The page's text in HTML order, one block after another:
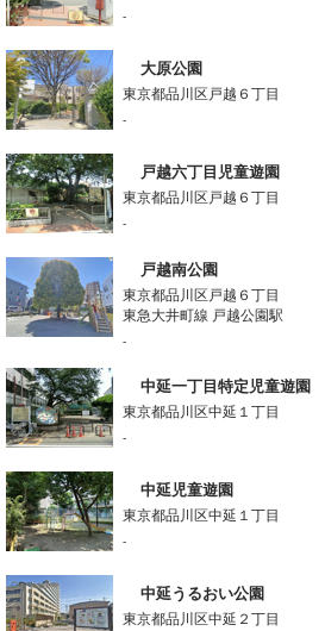
-
大原公園
東京都品川区戸越６丁目
-
戸越六丁目児童遊園
東京都品川区戸越６丁目
-
戸越南公園
東京都品川区戸越６丁目
東急大井町線 戸越公園駅
-
中延一丁目特定児童遊園
東京都品川区中延１丁目
-
中延児童遊園
東京都品川区中延１丁目
-
中延うるおい公園
東京都品川区中延２丁目